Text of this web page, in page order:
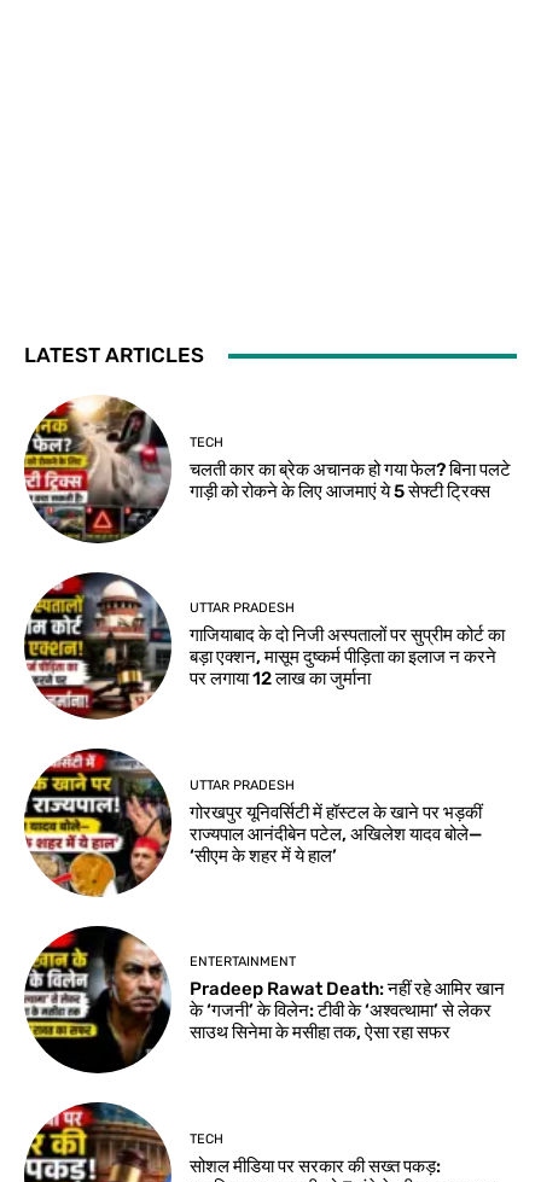
LATEST ARTICLES
TECH
चलती कार का ब्रेक अचानक हो गया फेल? बिना पलटे
गाड़ी को रोकने के लिए आजमाएं ये 5 सेफ्टी ट्रिक्स
UTTAR PRADESH
गाजियाबाद के दो निजी अस्पतालों पर सुप्रीम कोर्ट का
बड़ा एक्शन, मासूम दुष्कर्म पीड़िता का इलाज न करने
पर लगाया 12 लाख का जुर्माना
UTTAR PRADESH
गोरखपुर यूनिवर्सिटी में हॉस्टल के खाने पर भड़कीं
राज्यपाल आनंदीबेन पटेल, अखिलेश यादव बोले—
‘सीएम के शहर में ये हाल’
ENTERTAINMENT
Pradeep Rawat Death: नहीं रहे आमिर खान
के ‘गजनी’ के विलेन: टीवी के ‘अश्वत्थामा’ से लेकर
साउथ सिनेमा के मसीहा तक, ऐसा रहा सफर
TECH
सोशल मीडिया पर सरकार की सख्त पकड़: